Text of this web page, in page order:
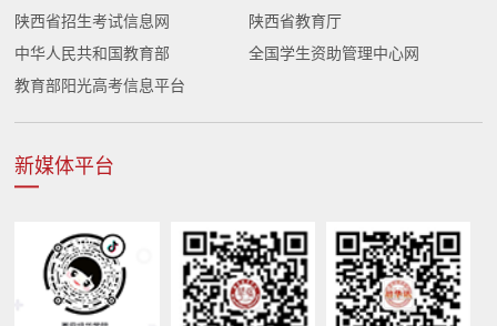
陕西省招生考试信息网
陕西省教育厅
中华人民共和国教育部
全国学生资助管理中心网
教育部阳光高考信息平台
新媒体平台